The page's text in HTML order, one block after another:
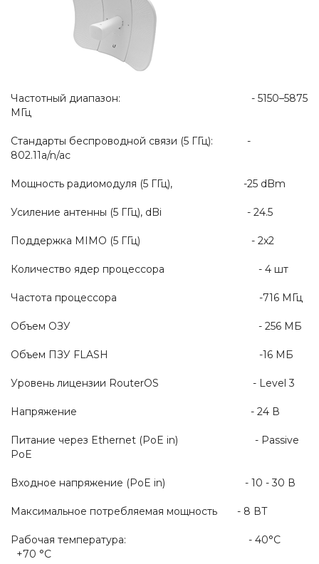
Частотный диапазон: - 5150–5875
МГц
Стандарты беспроводной связи (5 ГГц): -
802.11a/n/ac
Мощность радиомодуля (5 ГГц), -25 dBm
Усиление антенны (5 ГГц), dBi - 24.5
Поддержка MIMO (5 ГГц) - 2x2
Количество ядер процессора - 4 шт
Частота процессора -716 МГц
Объем ОЗУ - 256 МБ
Объем ПЗУ FLASH -16 МБ
Уровень лицензии RouterOS - Level 3
Напряжение - 24 В
Питание через Ethernet (PoE in) - Passive
PoE
Входное напряжение (PoE in) - 10 - 30 В
Максимальное потребляемая мощность - 8 ВТ
Рабочая температура: - 40°C
+70 °C